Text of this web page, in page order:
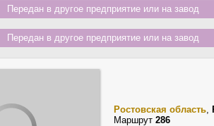
Передан в другое предприятие или на завод
Передан в другое предприятие или на завод
Ростовская область,
Маршрут 286